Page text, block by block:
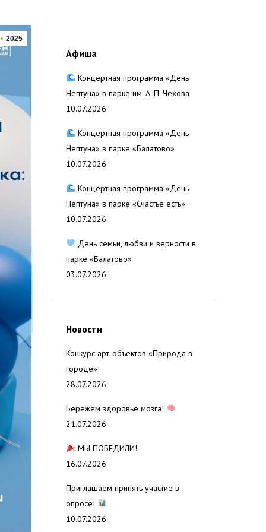
2025
Афиша
Концертная программа «День
Нептуна» в парке им. А. П. Чехова
10.07.2026
Концертная программа «День
Нептуна» в парке «Балатово»
10.07.2026
Концертная программа «День
Нептуна» в парке «Счастье есть»
10.07.2026
День семьи, любви и верности в
парке «Балатово»
03.07.2026
Новости
Конкурс арт-объектов «Природа в
городе»
28.07.2026
Бережём здоровье мозга!
21.07.2026
МЫ ПОБЕДИЛИ!
16.07.2026
Приглашаем принять участие в
опросе!
10.07.2026